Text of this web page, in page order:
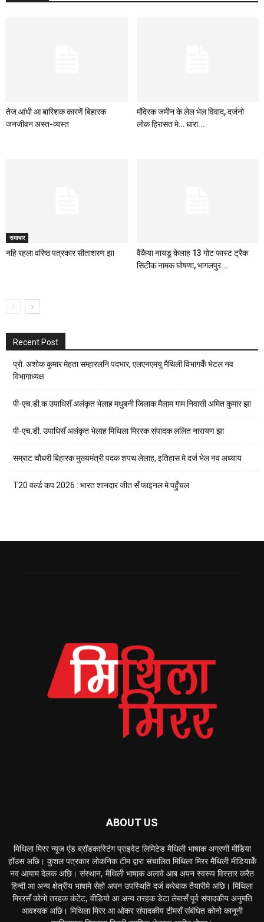
तेज आंधी आ बारिशक कारणें बिहारक
जनजीवन अस्त-व्यस्त
मंदिरक जमीन के लेल भेल विवाद, दर्जनो
लोक हिरासत मे… धारा...
समाचार
नहि रहला वरिष्ठ पत्रकार सीताशरण झा
वैंकैया नायडू केलाह 13 गोट फास्ट ट्रैक
सिटीक नामक घोषणा, भागलपुर...
Recent Post
प्रो. अशोक कुमार मेहता सम्हारलनि पदभार, एलएनएमयू मैथिली विभागकेँ भेटल नव
विभागाध्यक्ष
पी-एच.डी.क उपाधिसँ अलंकृत भेलाह मधुबनी जिलाक मैलाम गाम निवासी अमित कुमार झा
पी-एच.डी. उपाधिसँ अलंकृत भेलाह मिथिला मिररक संपादक ललित नारायण झा
सम्राट चौधरी बिहारक मुख्यमंत्री पदक शपथ लेलाह, इतिहास मे दर्ज भेल नव अध्याय
T20 वर्ल्ड कप 2026 : भारत शानदार जीत सँ फाइनल मे पहुँचल
ABOUT US
मिथिला मिरर न्यूज एंड ब्रॉडकास्टिंग प्राइवेट लिमिटेड मैथिली भाषाक अग्रणी मीडिया
हॉउस अछि। कुशल पत्रकार लोकनिक टीम द्वारा संचालित मिथिला मिरर मैथिली मीडियाकेँ
नव आयाम देलक अछि। संस्थान, मैथिली भाषाक अलावे आब अपन स्वरूप विस्तार करैत
हिन्दी आ अन्य क्षेत्रीय भाषामे सेहो अपन उपस्थिति दर्ज करेबाक तैयारीमे अछि। मिथिला
मिररसँ कोनो तरहक कंटेंट, वीडियो आ अन्य तरहक डेटा लेबासँ पूर्व संपादकीय अनुमति
आवश्यक अछि। मिथिला मिरर आ ओकर संपादकीय टीमसँ संबंधित कोनो कानूनी